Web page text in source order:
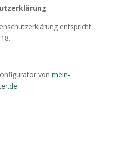
entspricht
von mein-